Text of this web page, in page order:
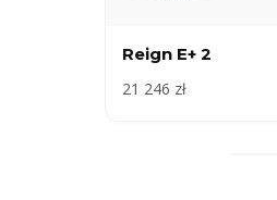
Reign E+ 2
21 246 zł